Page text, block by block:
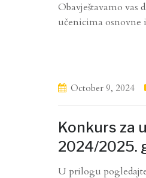
Obavještavamo
učenicima osnovne
October 9, 2024
Konkurs za
2024/2025.
U prilogu